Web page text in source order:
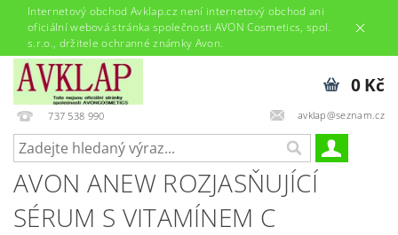
Internetový obchod Avklap.cz není internetový obchod ani
oficiální webová stránka společnosti AVON Cosmetics, spol.
s.r.o., držitele ochranné známky Avon.
737 538 990 avklap@seznam.cz
0 Kč
AVON ANEW ROZJASŇUJÍCÍ
SÉRUM S VITAMÍNEM C